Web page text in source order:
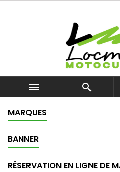
 
MARQUES
BANNER
RÉSERVATION EN LIGNE DE